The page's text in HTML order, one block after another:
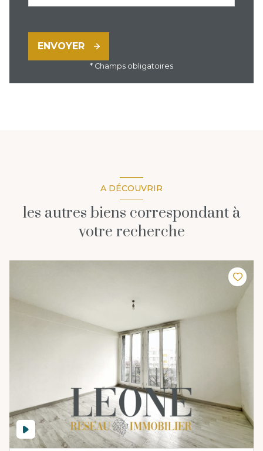
ENVOYER
* Champs obligatoires
A DÉCOUVRIR
les autres biens correspondant à
votre recherche